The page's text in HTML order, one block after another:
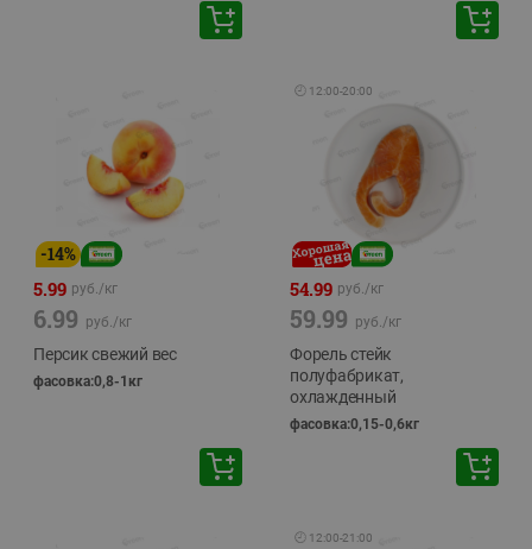
-14%
5.99 руб./кг
6.99 руб./кг
Персик свежий вес
фасовка:0,8-1кг
🕘 12:00-20:00
54.99 руб./кг
59.99 руб./кг
Форель стейк
полуфабрикат,
охлажденный
фасовка:0,15-0,6кг
🕘 12:00-21:00